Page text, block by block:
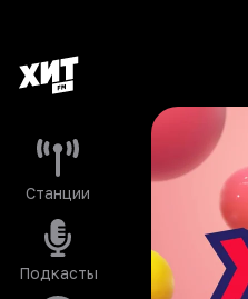
Станции
Подкасты